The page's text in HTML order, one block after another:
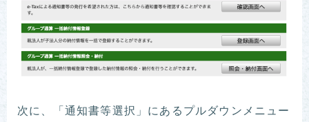
次に、「通知書等選択」にあるプルダウンメニュー